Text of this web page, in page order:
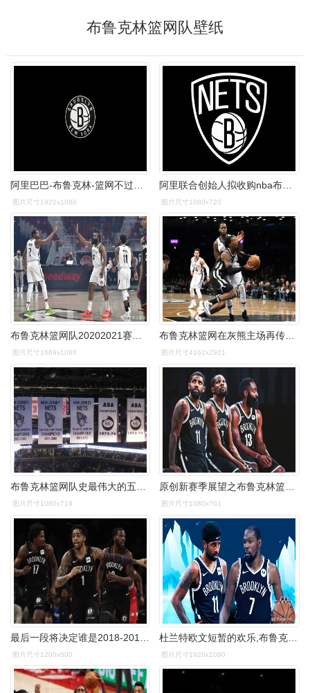
布鲁克林篮网队壁纸
图片尺寸1920x1080 图片尺寸1080x720
布鲁克林篮网队20202021赛季大名单三巨头领衔
图片尺寸1669x1080
布鲁克林篮网在灰熊主场再传捷报,鏖战四节终取胜_比赛_实力_助攻
图片尺寸4162x2921
图片尺寸1080x719 图片尺寸1080x701
图片尺寸1200x800 图片尺寸1920x1080